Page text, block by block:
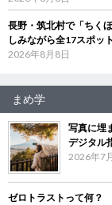
長野・筑北村で「ちく
しみながら全17スポッ
2026年8月8日
まめ学
写真に埋
デジタル
2026年7
ゼロトラストって何？